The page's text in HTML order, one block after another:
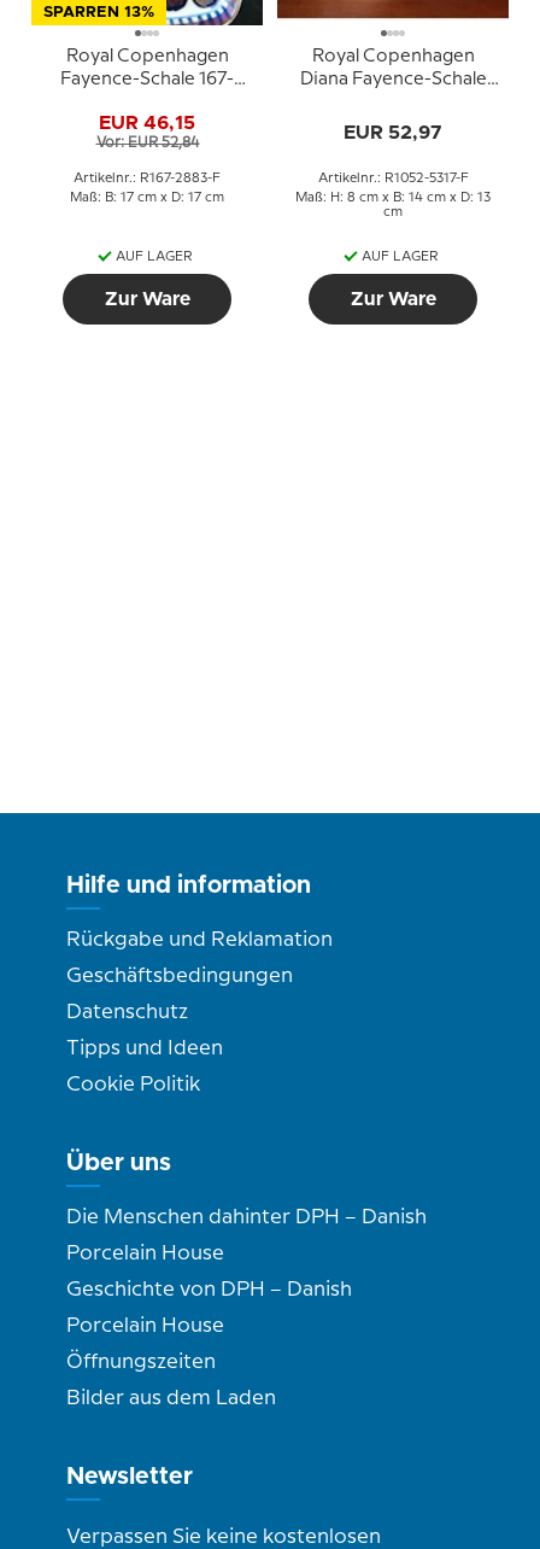
SPARREN 13%
Royal Copenhagen
Fayence-Schale 167-
EUR 46,15
Vor: EUR 52,84
Artikelnr.: R167-2883-F
Maß: B: 17 cm x D: 17 cm
AUF LAGER
Zur Ware
Royal Copenhagen
Diana Fayence-Schale
Thorssen
EUR 52,97
Artikelnr.: R1052-5317-F
Maß: H: 8 cm x B: 14 cm x D: 13
cm
AUF LAGER
Zur Ware
Hilfe und information
Rückgabe und Reklamation
Geschäftsbedingungen
Datenschutz
Tipps und Ideen
Cookie Politik
Über uns
Die Menschen dahinter DPH – Danish
Porcelain House
Geschichte von DPH – Danish
Porcelain House
Öffnungszeiten
Bilder aus dem Laden
Newsletter
Verpassen Sie keine kostenlosen